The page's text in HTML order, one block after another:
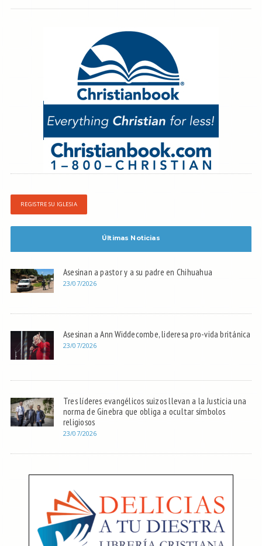
REGISTRE SU IGLESIA
Últimas Noticias
Asesinan a pastor y a su padre en Chihuahua
23/07/2026
Asesinan a Ann Widdecombe, lideresa pro-vida británica
23/07/2026
Tres líderes evangélicos suizos llevan a la Justicia una
norma de Ginebra que obliga a ocultar símbolos
religiosos
23/07/2026